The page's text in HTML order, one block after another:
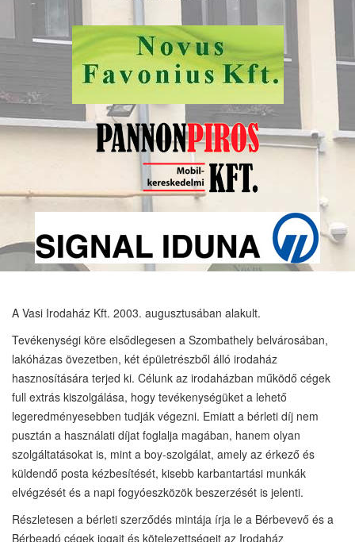
A Vasi Irodaház Kft. 2003. augusztusában alakult.
Tevékenységi köre elsődlegesen a Szombathely belvárosában,
lakóházas övezetben, két épületrészből álló irodaház
hasznosítására terjed ki. Célunk az irodaházban működő cégek
full extrás kiszolgálása, hogy tevékenységüket a lehető
legeredményesebben tudják végezni. Emiatt a bérleti díj nem
pusztán a használati díjat foglalja magában, hanem olyan
szolgáltatásokat is, mint a boy-szolgálat, amely az érkező és
küldendő posta kézbesítését, kisebb karbantartási munkák
elvégzését és a napi fogyóeszközök beszerzését is jelenti.
Részletesen a bérleti szerződés mintája írja le a Bérbevevő és a
Bérbeadó cégek jogait és kötelezettségeit az Irodaház